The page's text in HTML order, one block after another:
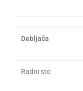
Debljača
Radni sto